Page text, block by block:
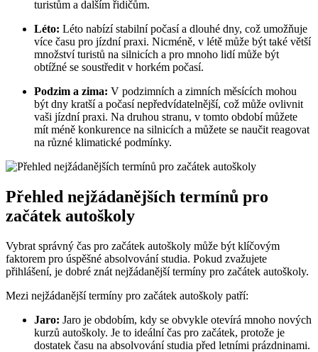
turistům⁢ a dalším řidičům.
Léto: Léto‍ nabízí stabilní‌ počasí a dlouhé dny, což⁣ umožňuje
více času ​pro‌ jízdní ⁢praxi. Nicméně, v létě​ může být také‍ větší​
množství turistů​ na ‍silnicích a pro mnoho lidí​ může být⁣
obtížné ⁣se soustředit⁢ v horkém počasí.
Podzim a zima: V podzimních⁤ a zimních​ měsících mohou
být⁢ dny kratší a počasí nepředvídatelnější, což může ovlivnit
vaši jízdní praxi. Na druhou stranu, v tomto období můžete
mít méně konkurence⁢ na silnicích ‌a ⁢můžete​ se naučit reagovat
na různé klimatické podmínky.
Přehled nejžádanějších‌ termínů pro
začátek autoškoly
Vybrat ​správný čas pro⁤ začátek autoškoly může ⁣být klíčovým
faktorem ⁣pro‌ úspěšné⁣ absolvování studia.⁤ Pokud zvažujete
přihlášení, je⁤ dobré znát nejžádanější termíny ‍pro začátek ​autoškoly.
Mezi ​nejžádanější termíny pro začátek autoškoly patří:
Jaro: Jaro je obdobím, ⁣kdy ⁤se obvykle otevírá mnoho nových
kurzů autoškoly. Je to ideální čas ‍pro‌ začátek, protože je
dostatek‌ času‍ na ⁢absolvování studia před letními prázdninami.